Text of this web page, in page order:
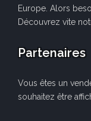
Europe. Alors
Découvrez vite
Partenaires
Vous êtes un
souhaitez être